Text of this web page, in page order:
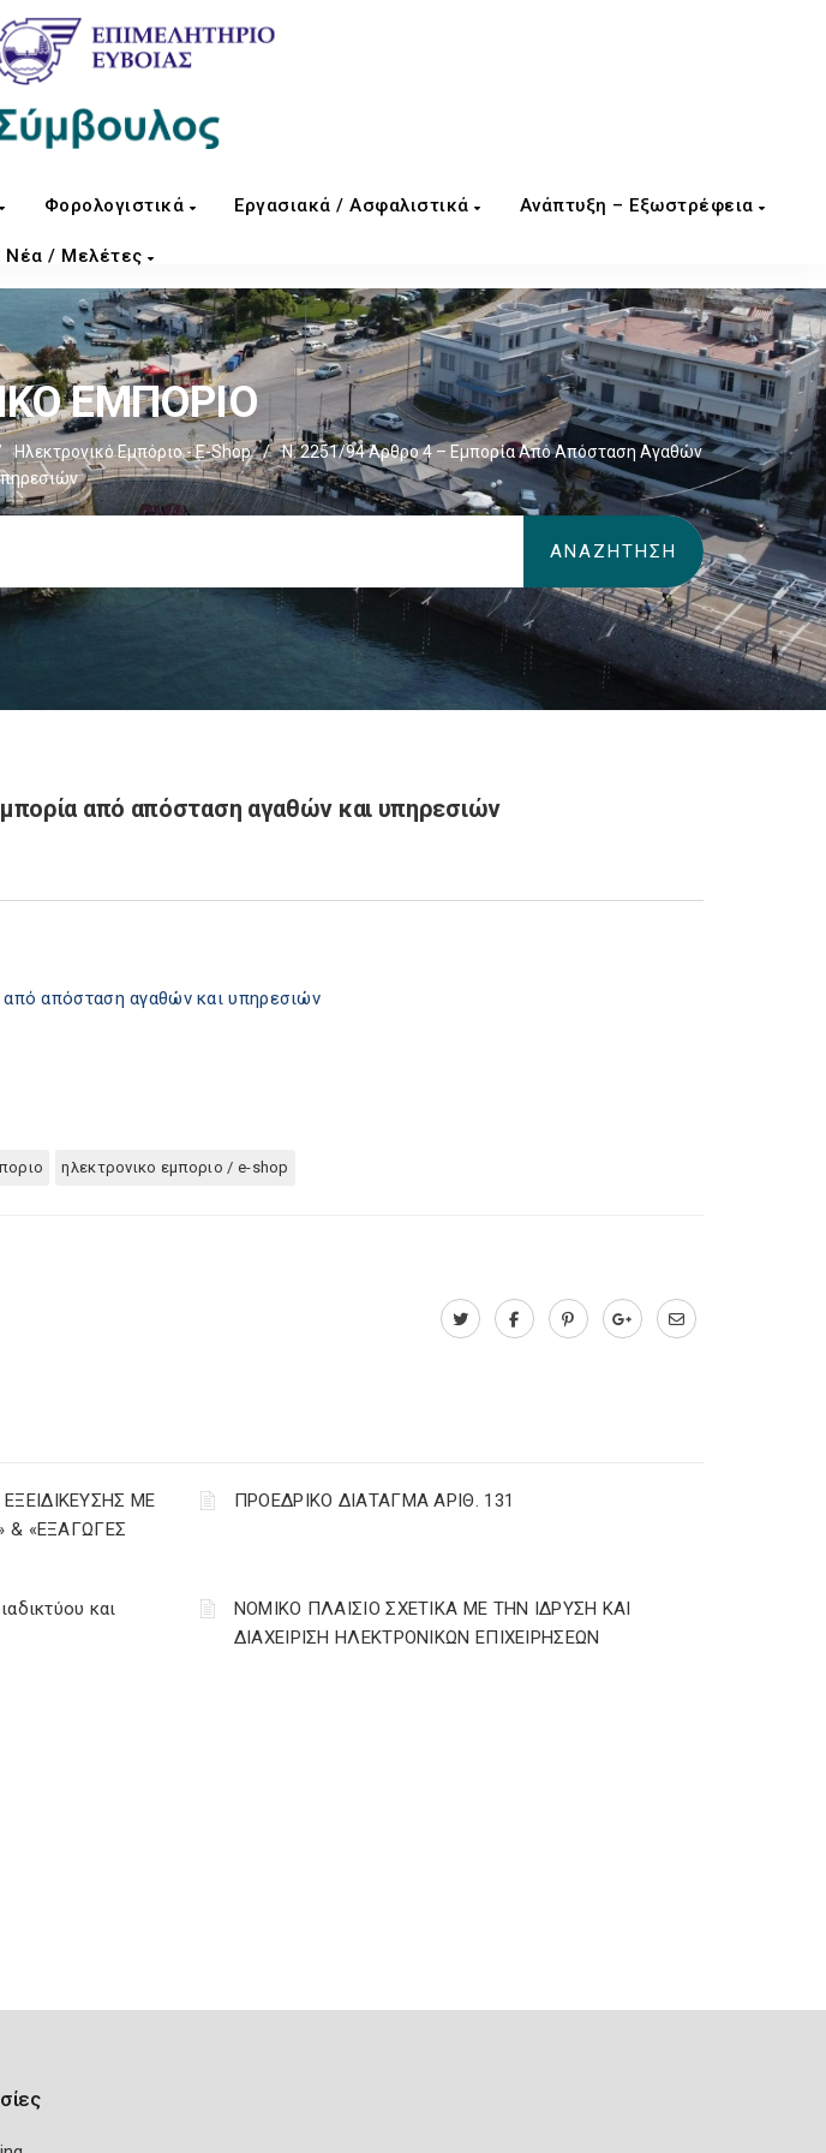
Φορολογιστικά Εργασιακά / Ασφαλιστικά Ανάπτυξη – Εξωστρέφεια
Νέα / Μελέτες
ΕΜΠΟΡΙΟ
Ηλεκτρονικό Εμπόριο - E-Shop /
Ν. 2251/94 Άρθρο 4 – Εμπορία Από Απόσταση Αγαθών
από απόσταση αγαθών και υπηρεσιών
απόσταση αγαθών και υπηρεσιών
ηλεκτρονικο εμποριο / e-shop
ΜΕ
& «ΕΞΑΓΩΓΕΣ
ΠΡΟΕΔΡΙΚΟ ΔΙΑΤΑΓΜΑ ΑΡΙΘ. 131
και
ΝΟΜΙΚΟ ΠΛΑΙΣΙΟ ΣΧΕΤΙΚΑ ΜΕ ΤΗΝ ΙΔΡΥΣΗ ΚΑΙ
ΔΙΑΧΕΙΡΙΣΗ ΗΛΕΚΤΡΟΝΙΚΩΝ ΕΠΙΧΕΙΡΗΣΕΩΝ